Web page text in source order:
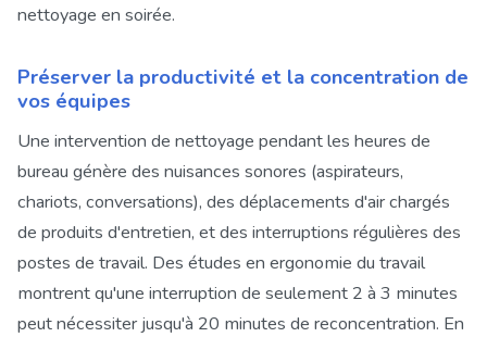
nettoyage en soirée.
Préserver la productivité et la concentration de
vos équipes
Une intervention de nettoyage pendant les heures de
bureau génère des nuisances sonores (aspirateurs,
chariots, conversations), des déplacements d'air chargés
de produits d'entretien, et des interruptions régulières des
postes de travail. Des études en ergonomie du travail
montrent qu'une interruption de seulement 2 à 3 minutes
peut nécessiter jusqu'à 20 minutes de reconcentration. En